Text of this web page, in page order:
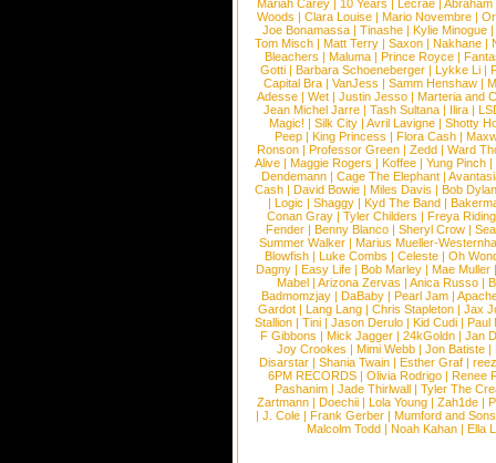
Mariah Carey | 10 Years | Lecrae | Abraham
Woods |Clara Louise |Mario Novembre |
Joe Bonamassa | Tinashe | Kylie Minogue |
Tom Misch |Matt Terry |Saxon |Nakhane |
Bleachers | Maluma | Prince Royce |
Gotti |Barbara Schoeneberger |Lykke Li |
Capital Bra |VanJess |Samm Henshaw |
Adesse |Wet |Justin Jesso |Marteria and
Jean Michel Jarre |Tash Sultana | Ilira |
Magic! | Silk City | Avril Lavigne | Shotty
Peep |King Princess |Flora Cash |
Ronson |Professor Green |Zedd |Ward
Alive |Maggie Rogers |Koffee |Yung Pinch |
Dendemann |Cage The Elephant |
Cash | David Bowie | Miles Davis | Bob Dylan
|Logic |Shaggy |Kyd The Band |
Conan Gray |Tyler Childers |Freya
Fender |Benny Blanco |Sheryl Crow |
Summer Walker |Marius Mueller-
Blowfish | Luke Combs | Celeste | Oh
Dagny |Easy Life |Bob Marley |Mae Muller
Mabel |Arizona Zervas |Anica Russo |
Badmomzjay |DaBaby |Pearl Jam |
Gardot | Lang Lang | Chris Stapleton | Jax
Stallion |Tini |Jason Derulo |Kid Cudi |Paul
F Gibbons | Mick Jagger | 24kGoldn | Jan
Joy Crookes | Mimi Webb | Jon Batiste |
Disarstar | Shania Twain | Esther Graf |
6PM RECORDS | Olivia Rodrigo | Renee
Pashanim |Jade Thirlwall |Tyler The
Zartmann | Doechii | Lola Young | Zah1de |
| J. Cole | Frank Gerber | Mumford and Sons
Malcolm Todd | Noah Kahan | Ella